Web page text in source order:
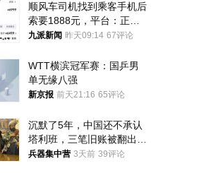
顺风车司机找到乘客手机后
索要1888元，平台：正和
司机沟通协商
九派新闻 昨天09:14 67评论
WTT横滨冠军赛：国乒男
单无缘八强
新京报 前天21:16 65评论
沉默了5年，中国还不承认
塔利班，三笔旧账被翻出，
最大风险出现
兵器集中营 3天前 39评论